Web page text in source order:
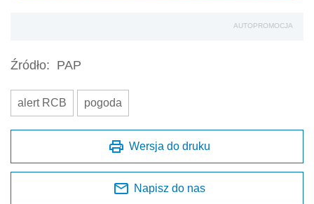
AUTOPROMOCJA
Źródło: PAP
alert RCB pogoda
Wersja do druku
Napisz do nas